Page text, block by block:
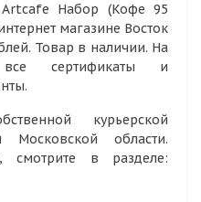
Набор (Кофе 95
магазине Восток
Товар в наличии. На
сертификаты и
курьерской
области.
смотрите в разделе: